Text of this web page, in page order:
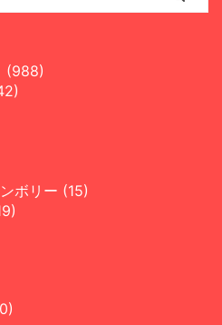
(988)
ボリー (15)